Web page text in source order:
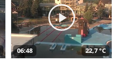
06:48 22,7 °C